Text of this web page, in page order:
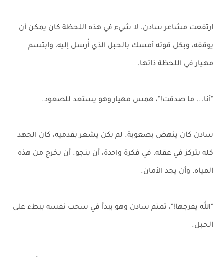
ارتفعت مشاعر سادن. لا شيء في هذه اللحظة كان يمكن أن
يوقفه، وبكل قوته أمسك بالحبل الذي أُرسل إليه، وابتسم
مهيار في اللحظة ذاتها.
"أنا... ما صدقت!"، همس مهيار وهو يستعد للصعود.
سادن كان ينهض بصعوبة. لم يكن يشعر بقدميه، كان الجهد
كله يتركز في عقله، في فكرة واحدة، أن ينجو. أن يخرج من هذه
المياه، وأن يجد الأمان.
"الله يفرجها!"، تمتم سادن وهو يبدأ في سحب نفسه ببطء على
الحبل.